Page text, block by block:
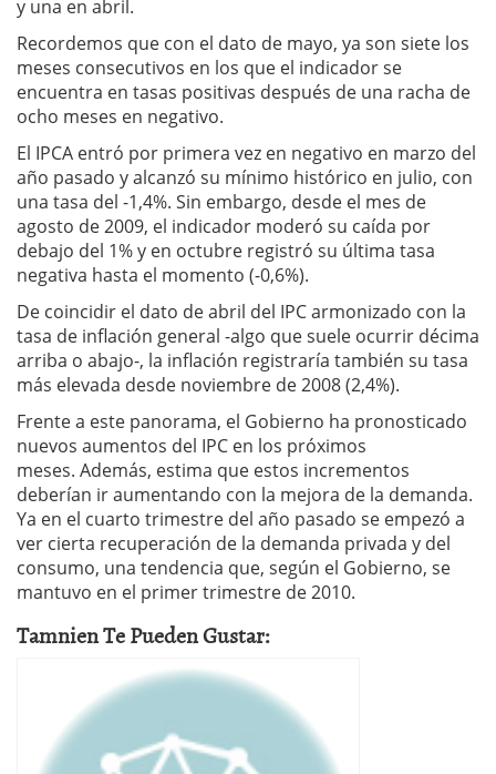
y una en abril.
Recordemos que con el dato de mayo, ya son siete los
meses consecutivos en los que el indicador se
encuentra en tasas positivas después de una racha de
ocho meses en negativo.
El IPCA entró por primera vez en negativo en marzo del
año pasado y alcanzó su mínimo histórico en julio, con
una tasa del -1,4%. Sin embargo, desde el mes de
agosto de 2009, el indicador moderó su caída por
debajo del 1% y en octubre registró su última tasa
negativa hasta el momento (-0,6%).
De coincidir el dato de abril del IPC armonizado con la
tasa de inflación general -algo que suele ocurrir décima
arriba o abajo-, la inflación registraría también su tasa
más elevada desde noviembre de 2008 (2,4%).
Frente a este panorama, el Gobierno ha pronosticado
nuevos aumentos del IPC en los próximos
meses. Además, estima que estos incrementos
deberían ir aumentando con la mejora de la demanda.
Ya en el cuarto trimestre del año pasado se empezó a
ver cierta recuperación de la demanda privada y del
consumo, una tendencia que, según el Gobierno, se
mantuvo en el primer trimestre de 2010.
Tamnien Te Pueden Gustar: